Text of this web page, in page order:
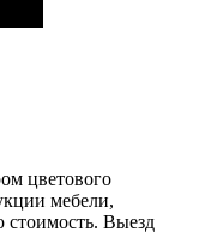
цветового
мебели,
стоимость. Выезд